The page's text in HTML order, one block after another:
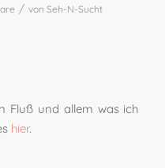
/ vonSeh-N-Sucht
Fluß und allem was ich
hier.